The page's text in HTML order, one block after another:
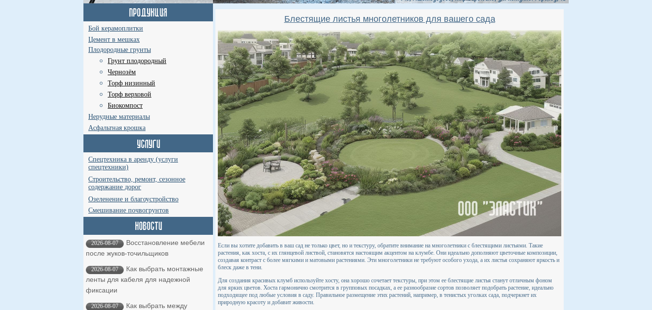
Бой керамоплитки
Цемент в мешках
Плодородные грунты
Грунт плодородный
Чернозём
Торф низинный
Торф верховой
Биокомпост
Нерудные материалы
Асфальтная крошка
Спецтехника в аренду (услуги
спецтехники)
Строительство, ремонт, сезонное
содержание дорог
Озеленение и благоустройство
Смешивание почвогрунтов
2026-08-07
Восстановление мебели
после жуков-точильщиков
2026-08-07
Как выбрать монтажные
ленты для кабеля для надежной
фиксации
2026-08-07
Как выбрать между
Блестящие листья многолетников для вашего сада
Если вы хотите добавить в ваш сад не только цвет, но и текстуру, обратите внимание на многолетники с блестящими листьями. Такие
растения, как хоста, с их глянцевой листвой, становятся настоящим акцентом на клумбе. Они идеально дополняют цветочные композиции,
создавая контраст с более мягкими и матовыми растениями. Эти многолетники не требуют особого ухода, а их листья сохраняют яркость и
блеск даже в тени.
Для создания красивых клумб используйте хосту, она хорошо сочетает текстуры, при этом ее блестящие листья станут отличным фоном
для ярких цветов. Хоста гармонично смотрится в групповых посадках, а ее разнообразие сортов позволяет подобрать растение, идеально
подходящее под любые условия в саду. Правильное размещение этих растений, например, в тенистых уголках сада, подчеркнет их
природную красоту и добавит живости.